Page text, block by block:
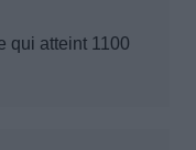
qui atteint 1100